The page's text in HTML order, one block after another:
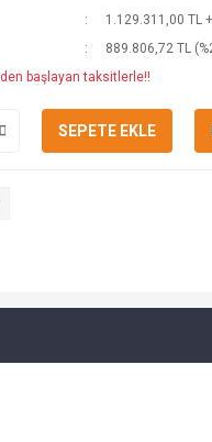
1.129.311,00 TL
889.806,72 TL
başlayan taksitlerle!!
SEPETE EKLE